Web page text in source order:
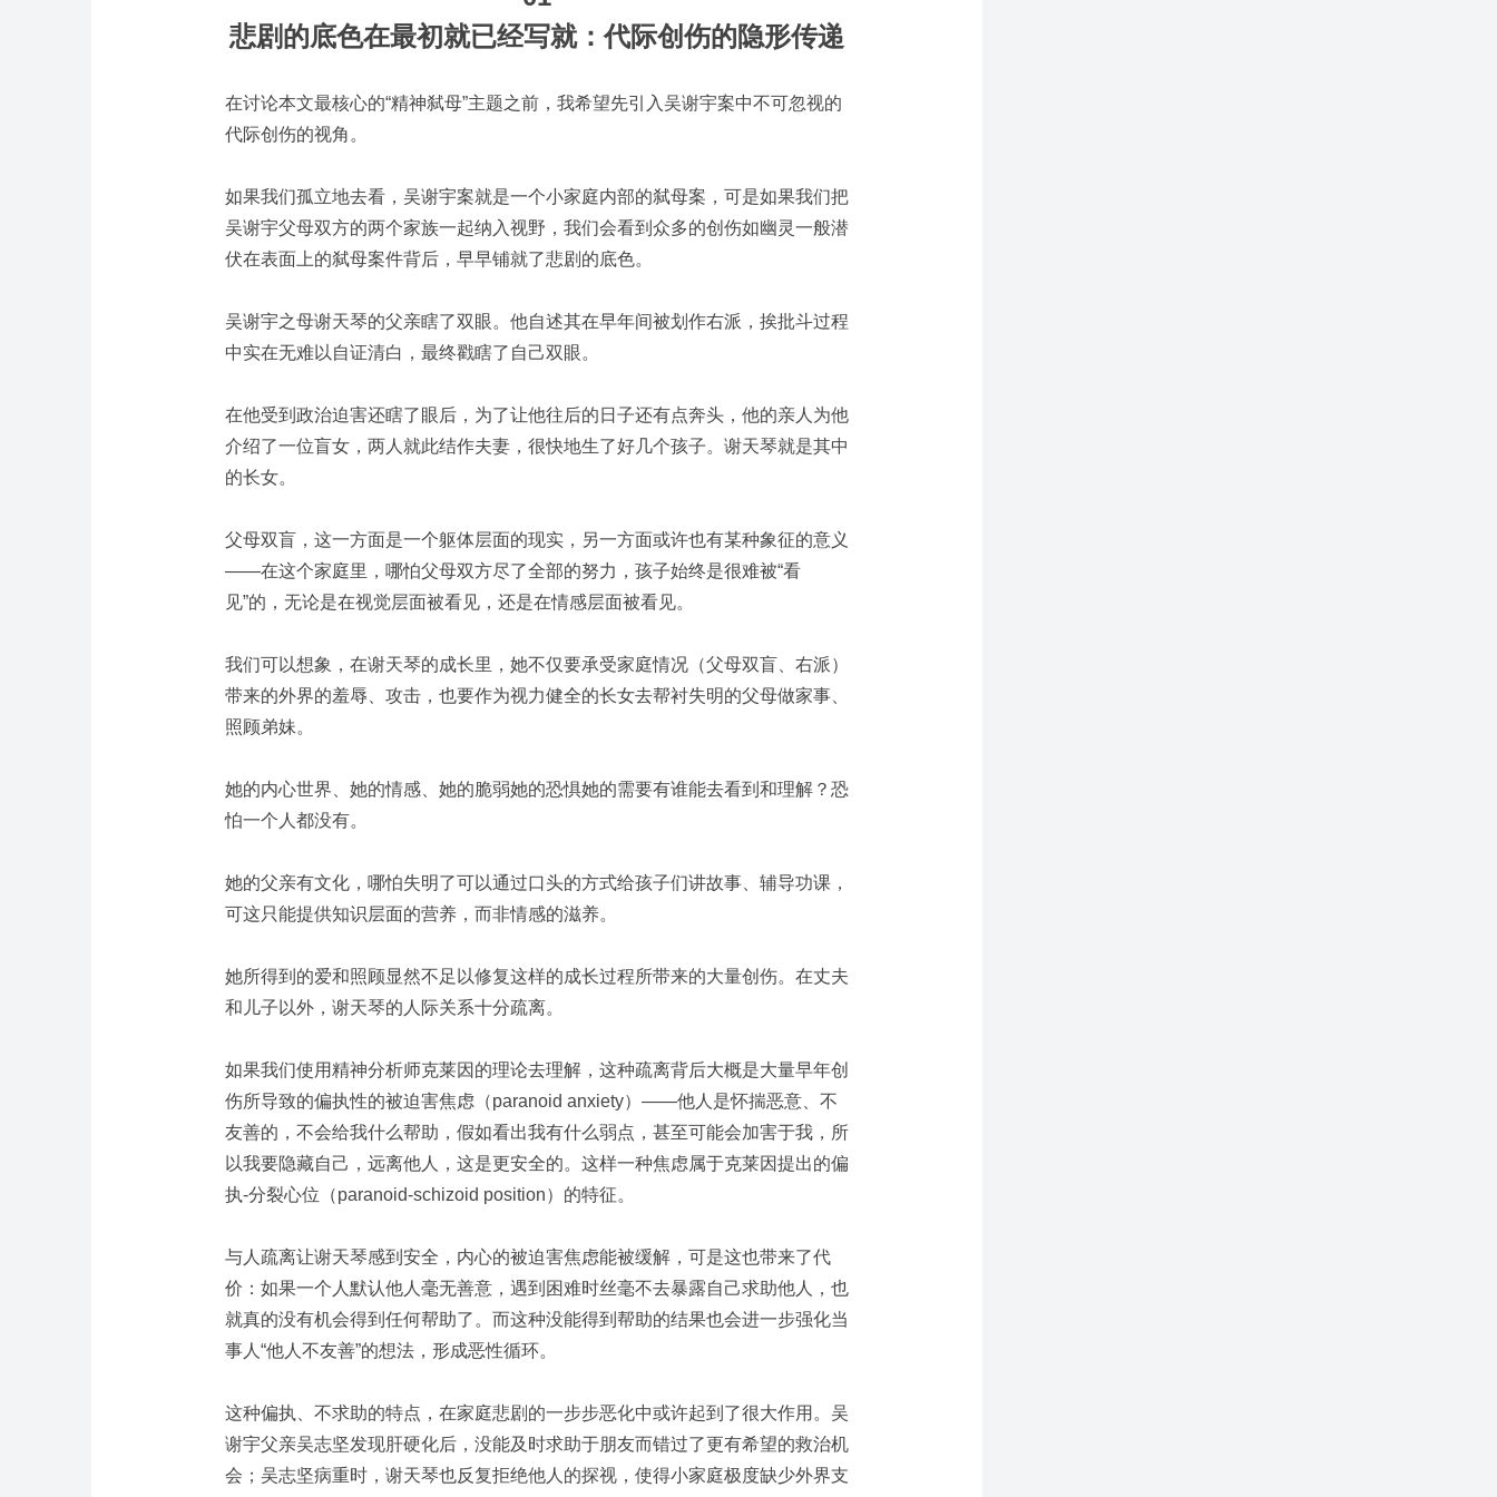
悲剧的底色在最初就已经写就：代际创伤的隐形传递
在讨论本文最核心的“精神弑母”主题之前，我希望先引入吴谢宇案中不可忽视的
代际创伤的视角 。
如果我们孤立地去看，吴谢宇案就是一个小家庭内部的弑母案，可是如果我们把
吴谢宇父母双方的两个家族一起纳入视野，我们会看到 众多的创伤如幽灵一般潜
伏在表面上的弑母案件背后，早早铺就了悲剧的底色。
吴谢宇之母谢天琴的父亲瞎了双眼。他自述其在早年间被划作右派，挨批斗过程
中实在无难以自证清白，最终戳瞎了自己双眼。
在他受到政治迫害还瞎了眼后，为了让他往后的日子还有点奔头，他的亲人为他
介绍了一位盲女，两人就此结作夫妻，很快地生了好几个孩子。谢天琴就是其中
的长女。
父母双盲，这一方面是一个躯体层面的现实，另一方面或许也有某种象征的意义
——在这个家庭里，哪怕父母双方尽了全部的努力，孩子始终是很难被“看
见”的，无论是在视觉层面被看见，还是在情感层面被看见。
我们可以想象，在谢天琴的成长里，她不仅要承受家庭情况（父母双盲、右派）
带来的外界的羞辱、攻击，也要作为视力健全的长女去帮衬失明的父母做家事、
照顾弟妹。
她的内心世界、她的情感、她的脆弱她的恐惧她的需要有谁能去看到和理解？恐
怕一个人都没有。
她的父亲有文化，哪怕失明了可以通过口头的方式给孩子们讲故事、辅导功课，
可这只能提供知识层面的营养，而非情感的滋养。
她所得到的爱和照顾显然不足以修复这样的成长过程所带来的大量创伤。在丈夫
和儿子以外，谢天琴的 人际关系十分疏离。
如果我们使用精神分析师克莱因的理论去理解，这种疏离背后大概是大量早年创
伤所导致的偏执性的被迫害焦虑 （paranoid anxiety）——他人是怀揣恶意、不
友善的，不会给我什么帮助，假如看出我有什么弱点，甚至可能会加害于我，所
以我要隐藏自己，远离他人，这是更安全的。这样一种焦虑属于克莱因提出的偏
执-分裂心位 （paranoid-schizoid position）的特征。
与人疏离让谢天琴感到安全，内心的被迫害焦虑能被缓解，可是这也带来了代
价： 如果一个人默认他人毫无善意，遇到困难时丝毫不去暴露自己求助他人，也
就真的没有机会得到任何帮助了。而这种没能得到帮助的结果也会进一步强化当
事人“他人不友善”的想法，形成恶性循环。
这种偏执、不求助的特点，在家庭悲剧的一步步恶化中或许起到了很大作用。 吴
谢宇父亲吴志坚发现肝硬化后，没能及时求助于朋友而错过了更有希望的救治机
会；吴志坚病重时，谢天琴也反复拒绝他人的探视，使得小家庭极度缺少外界支